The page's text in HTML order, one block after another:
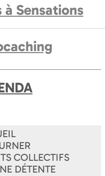
Sensations
COLLECTIFS
DÉTENTE